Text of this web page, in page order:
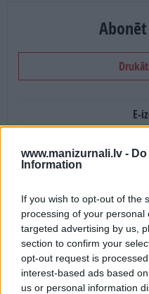
www.manizurnali.lv -
Information
If you wish to opt-out of the
processing of your
targeted advertising by us,
section to confirm your
opt-out request is
interest-based ads based
us or personal information
E-
Abonēšanas perioda
Mēnešu skaits:
4 mēneši /8.40 Eur
4